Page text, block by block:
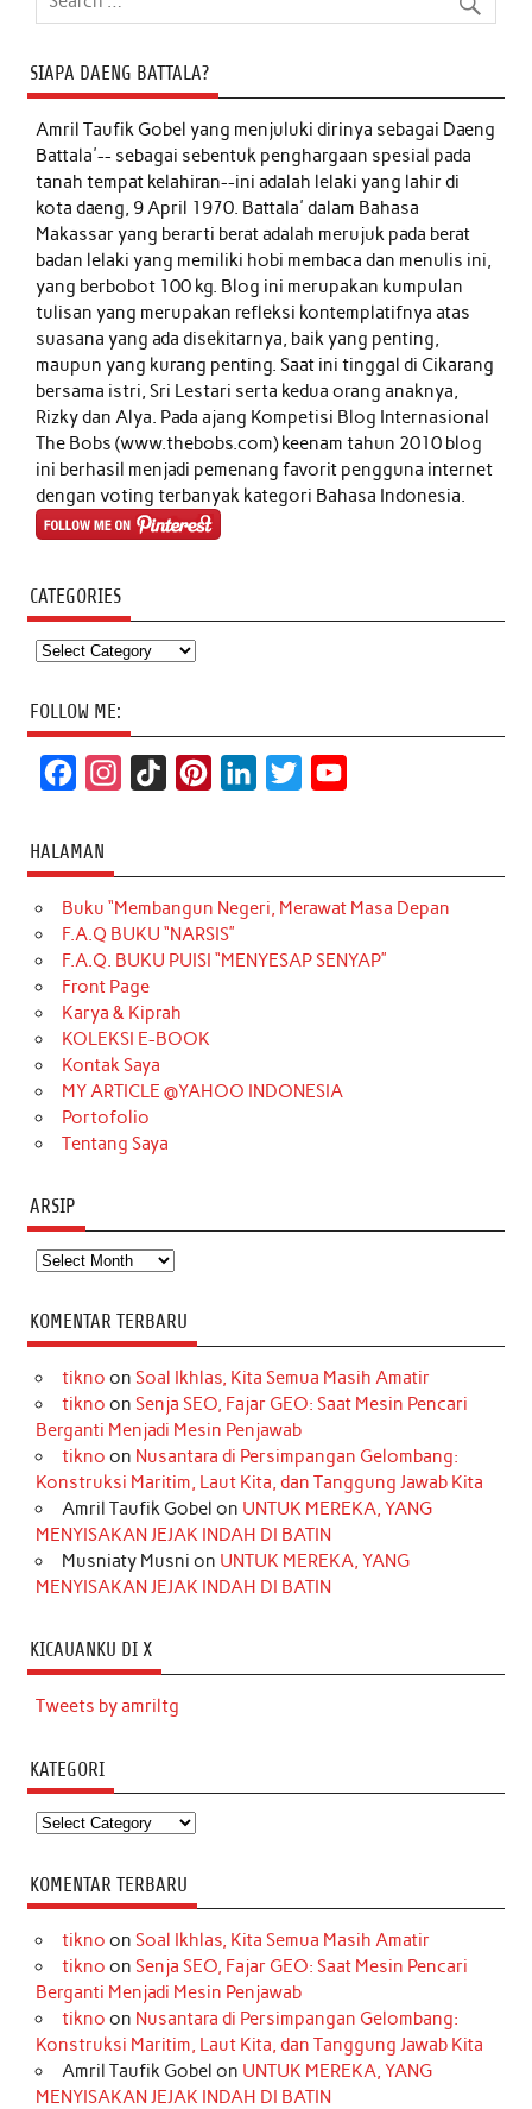
SIAPA DAENG BATTALA?
Amril Taufik Gobelyang menjuluki dirinya sebagai Daeng
Battala'-- sebagai sebentuk penghargaan spesial pada
tanah tempat kelahiran--ini adalah lelaki yang lahir di
kota daeng, 9 April 1970. Battala' dalam Bahasa
Makassar yang berarti berat adalah merujuk pada berat
badan lelaki yang memiliki hobi membaca dan menulis ini,
yang berbobot 100 kg. Blog ini merupakan kumpulan
tulisan yang merupakan refleksi kontemplatifnya atas
suasana yang ada disekitarnya, baik yang penting,
maupun yang kurang penting. Saat ini tinggal di Cikarang
bersama istri, Sri Lestari serta kedua orang anaknya,
Rizky dan Alya. Pada ajang Kompetisi Blog Internasional
The Bobs (www.thebobs.com) keenam tahun 2010 blog
ini berhasil menjadi pemenang favorit pengguna internet
dengan voting terbanyak kategori Bahasa Indonesia.
CATEGORIES
Categories
FOLLOW ME:
c
e
b
o
o
k
t
a
g
r
a
m
T
o
k
t
e
r
k
e
d
t
t
e
T
u
b
HALAMAN
Buku “Membangun Negeri, Merawat Masa Depan
F.A.Q BUKU “NARSIS”
F.A.Q. BUKU PUISI “MENYESAP SENYAP”
Front Page
Karya & Kiprah
KOLEKSI E-BOOK
Kontak Saya
MY ARTICLE @YAHOO INDONESIA
Portofolio
Tentang Saya
ARSIP
Arsip
KOMENTAR TERBARU
tikno on Soal Ikhlas, Kita Semua Masih Amatir
tikno on Senja SEO, Fajar GEO: Saat Mesin Pencari
Berganti Menjadi Mesin Penjawab
tikno on Nusantara di Persimpangan Gelombang:
Konstruksi Maritim, Laut Kita, dan Tanggung Jawab Kita
Amril Taufik Gobel on UNTUK MEREKA, YANG
MENYISAKAN JEJAK INDAH DI BATIN
Musniaty Musni on UNTUK MEREKA, YANG
MENYISAKAN JEJAK INDAH DI BATIN
KICAUANKU DI X
Tweets by amriltg
KATEGORI
Kategori
KOMENTAR TERBARU
tikno on Soal Ikhlas, Kita Semua Masih Amatir
tikno on Senja SEO, Fajar GEO: Saat Mesin Pencari
Berganti Menjadi Mesin Penjawab
tikno on Nusantara di Persimpangan Gelombang:
Konstruksi Maritim, Laut Kita, dan Tanggung Jawab Kita
Amril Taufik Gobel on UNTUK MEREKA, YANG
MENYISAKAN JEJAK INDAH DI BATIN